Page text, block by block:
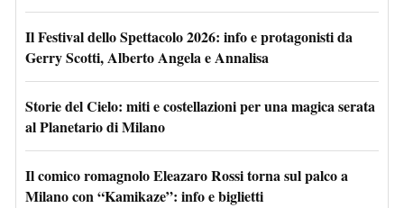
Il Festival dello Spettacolo 2026: info e protagonisti da
Gerry Scotti, Alberto Angela e Annalisa
Storie del Cielo: miti e costellazioni per una magica serata
al Planetario di Milano
Il comico romagnolo Eleazaro Rossi torna sul palco a
Milano con “Kamikaze”: info e biglietti